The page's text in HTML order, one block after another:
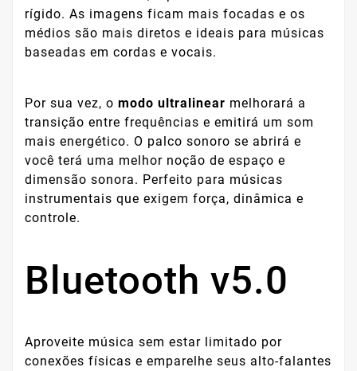
rígido. As imagens ficam mais focadas e os
médios são mais diretos e ideais para músicas
baseadas em cordas e vocais.
Por sua vez, o modo ultralinear melhorará a
transição entre frequências e emitirá um som
mais energético. O palco sonoro se abrirá e
você terá uma melhor noção de espaço e
dimensão sonora. Perfeito para músicas
instrumentais que exigem força, dinâmica e
controle.
Bluetooth v5.0
Aproveite música sem estar limitado por
conexões físicas e emparelhe seus alto-falantes